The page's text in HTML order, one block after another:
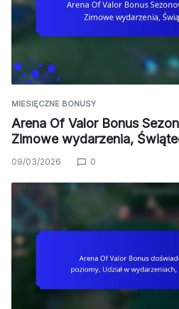
MIESIĘCZNE BONUSY
Arena Of Valor Bonus
Zimowe wydarzenia,
09/03/2026 0